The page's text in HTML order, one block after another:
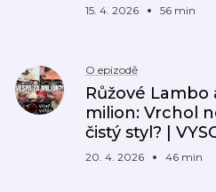
15. 4. 2026 56 min
O epizodě
Růžové Lambo
milion: Vrchol
čistý styl? |
20. 4. 2026 46 min